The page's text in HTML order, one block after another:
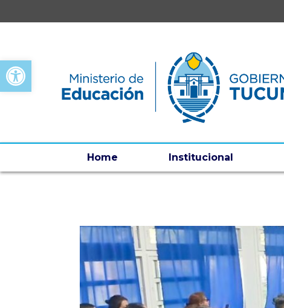
Open toolbar
Home Institucional